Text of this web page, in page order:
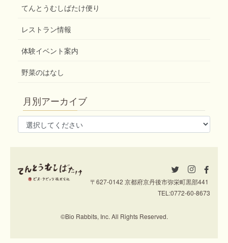
てんとうむしばたけ便り
レストラン情報
体験イベント案内
野菜のはなし
月別アーカイブ
〒627-0142 京都府京丹後市弥栄町黒部441
TEL:0772-60-8673
©Bio Rabbits, Inc. All Rights Reserved.